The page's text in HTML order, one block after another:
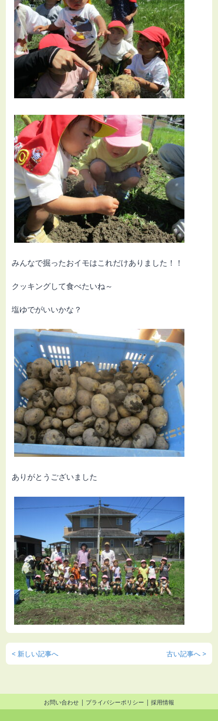
みんなで掘ったおイモはこれだけありました！！
クッキングして食べたいね～
塩ゆでがいいかな？
ありがとうございました
< 新しい記事へ 古い記事へ >
お問い合わせ プライバシーポリシー 採用情報